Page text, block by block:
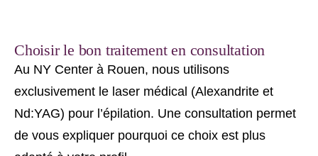
Choisir le bon traitement en consultation
Au NY Center à Rouen, nous utilisons
exclusivement le laser médical (Alexandrite et
Nd:YAG) pour l’épilation. Une consultation permet
de vous expliquer pourquoi ce choix est plus